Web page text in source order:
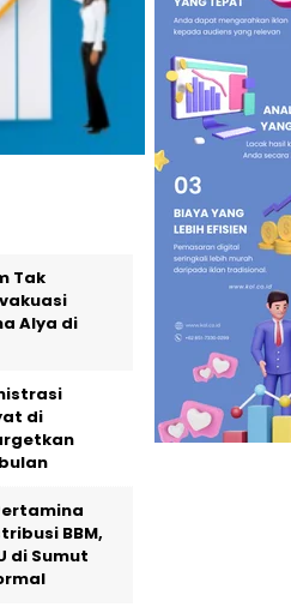
Tak
Alya di
di
BBM,
di Sumut